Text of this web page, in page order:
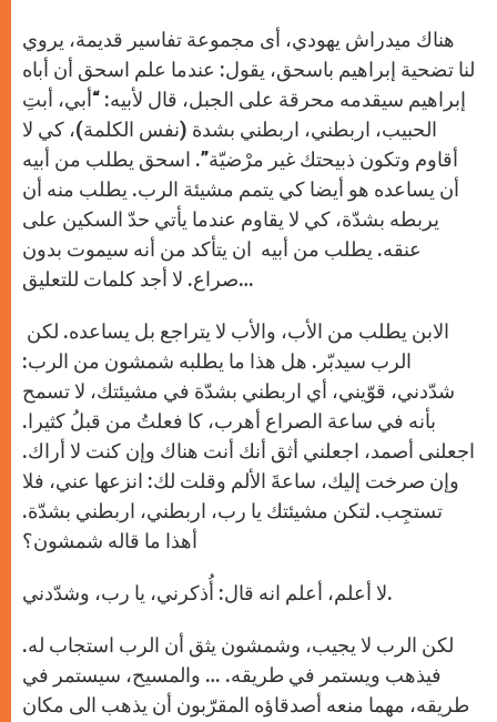
هناك ميدراش يهودي، أى مجموعة تفاسير قديمة، يروي
لنا تضحية إبراهيم باسحق، يقول: عندما علم اسحق أن أباه
إبراهيم سيقدمه محرقة على الجبل، قال لأبيه: “أبي، أبتِ
الحبيب، اربطني، اربطني بشدة (نفس الكلمة)، كي لا
أقاوم وتكون ذبيحتك غير مرْضيّة”. اسحق يطلب من أبيه
أن يساعده هو أيضا كي يتمم مشيئة الرب. يطلب منه أن
يربطه بشدّة، كي لا يقاوم عندما يأتي حدّ السكين على
عنقه. يطلب من أبيه ان يتأكد من أنه سيموت بدون
صراع. لا أجد كلمات للتعليق…
الرب سيدبّر. هل هذا ما يطلبه شمشون من الرب:
شدّدني، قوّيني، أي اربطني بشدّة في مشيئتك، لا تسمح
بأنه في ساعة الصراع أهرب، كا فعلتُ من قبلُ كثيرا.
اجعلنى أصمد، اجعلني أثق أنك أنت هناك وإن كنت لا أراك.
وإن صرخت إليك، ساعةَ الألم وقلت لك: انزعها عني، فلا
تستجِب. لتكن مشيئتك يا رب، اربطني، اربطني بشدّة.
أهذا ما قاله شمشون؟
لا أعلم، أعلم انه قال: أُذكرني، يا رب، وشدّدني.
لكن الرب لا يجيب، وشمشون يثق أن الرب استجاب له.
فيذهب ويستمر في طريقه. … والمسيح، سيستمر في
طريقه، مهما منعه أصدقاؤه المقرّبون أن يذهب الى مكان